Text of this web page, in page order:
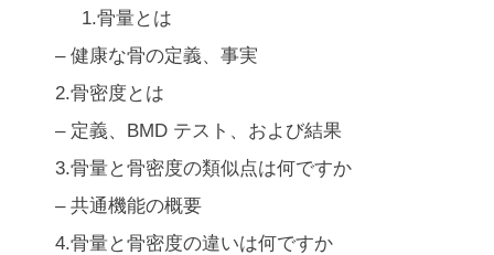
1.骨量とは
– 健康な骨の定義、事実
2.骨密度とは
– 定義、BMD テスト、および結果
3.骨量と骨密度の類似点は何ですか
– 共通機能の概要
4.骨量と骨密度の違いは何ですか